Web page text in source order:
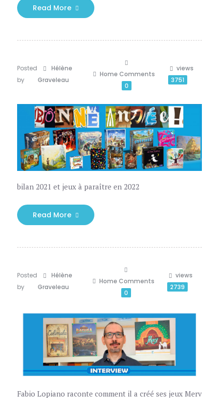
Read More
Posted
by
Hélène
Graveleau
Home Comments
0
views
3751
bilan 2021 et jeux à paraître en 2022
Read More
Posted
by
Hélène
Graveleau
Home Comments
0
views
2739
Fabio Lopiano raconte comment il a créé ses jeux Merv